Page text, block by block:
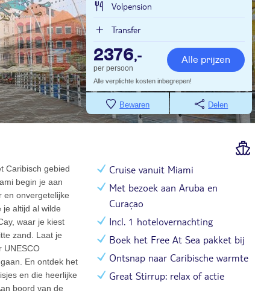
Volpension
Transfer
2376,-
per persoon
Alle prijzen
Alle verplichte kosten inbegrepen!
Bewaren Delen
Caribisch gebied
begin je aan
en onvergetelijke
altijd al wilde
waar je kiest
zand. Laat je
UNESCO
En ontdek het
en die heerlijke
boord van de
Cruise vanuit Miami
Met bezoek aan Aruba en
Curaçao
Incl. 1 hotelovernachting
Boek het Free At Sea pakket bij
Ontsnap naar Caribische warmte
Great Stirrup: relax of actie